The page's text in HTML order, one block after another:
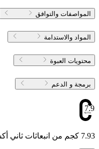
المواصفات والتوافق
المواد والاستدامة
محتويات العبوة
برمجة و الدعم
7.93
7.93 كجم من انبعاثات ثاني أكسيد الكربون